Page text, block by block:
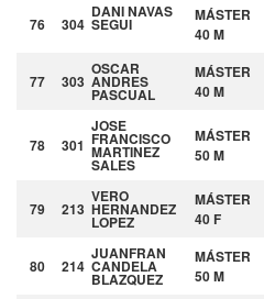
76 304
DANINAVAS
SEGUI
MÁSTER
40 M
77 303
OSCAR
ANDRES
PASCUAL
MÁSTER
40 M
78 301
JOSE
FRANCISCO
MARTINEZ
SALES
MÁSTER
50 M
79 213
VERO
HERNANDEZ
LOPEZ
MÁSTER
40 F
80 214
JUANFRAN
CANDELA
BLAZQUEZ
MÁSTER
50 M